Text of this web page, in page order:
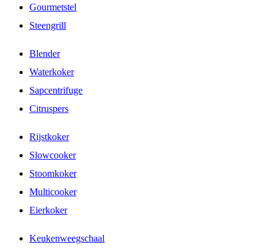
Gourmetstel
Steengrill
Blender
Waterkoker
Sapcentrifuge
Citruspers
Rijstkoker
Slowcooker
Stoomkoker
Multicooker
Eierkoker
Keukenweegschaal